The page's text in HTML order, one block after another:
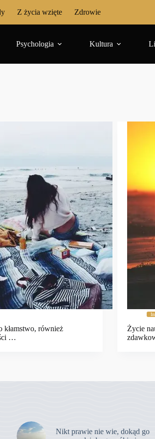
Z życia wzięte Zdrowie
Psychologia Kultura
kłamstwo, również
…
Życie
Nikt prawie nie wie, dokąd go